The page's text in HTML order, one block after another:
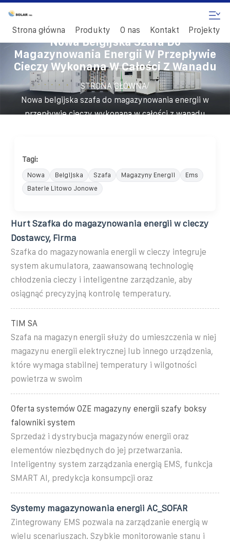
Strona główna Produkty O nas Kontakt Projekty
Nowa Belgijska Szafa Do
Magazynowania Energii W Przepływie
Cieczy Wykonana W Całości Z Wanadu
STRONA GŁÓWNA/
Nowa belgijska szafa do magazynowania energii w
przepływie cieczy wykonana w całości z wanadu
Tagi:
Nowa Belgijska Szafa Magazyny Energii
Ems
Baterie Litowo Jonowe
Hurt Szafka do magazynowania energii w cieczy
Dostawcy, Firma
Szafka do magazynowania energii w cieczy integruje
system akumulatora, zaawansowaną technologię
chłodzenia cieczy i inteligentne zarządzanie, aby
osiągnąć precyzyjną kontrolę temperatury.
TIM SA
Szafa na magazyn energii służy do umieszczenia w niej
magazynu energii elektrycznej lub innego urządzenia,
które wymaga stabilnej temperatury i wilgotności
powietrza w swoim
Oferta systemów OZE magazyny energii szafy boksy
falowniki system
Sprzedaż i dystrybucja magazynów energii oraz
elementów niezbędnych do jej przetwarzania.
Inteligentny system zarządzania energią EMS, funkcja
SMART AI, predykcja konsumpcji oraz
Systemy magazynowania energii AC_SOFAR
Zintegrowany EMS pozwala na zarządzanie energią w
wielu scenariuszach. Szybkie monitorowanie stanu i